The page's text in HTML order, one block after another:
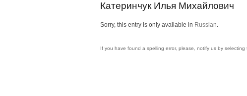
Катеринчук Илья Михайлович
Sorry, this entry is only available in Russian.
If you have found a spelling error, please, notify us by